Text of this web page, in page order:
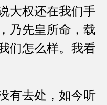
大权还在我们手
乃先皇所命，载
们怎么样。我看
有去处，如今听